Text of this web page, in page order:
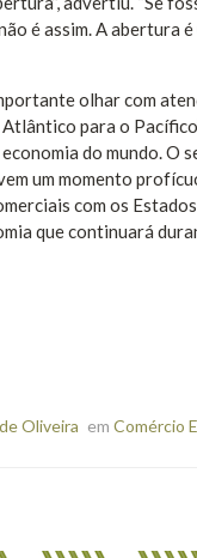
é assim. A abertura
olhar com
para o
do mundo.
um momento
com os
que continuará
Oliveira em Comércio